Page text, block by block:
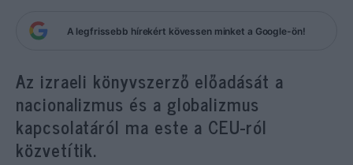
A legfrissebb hírekért kövessen minket a Google-ön!
Az izraeli könyvszerző előadását a
nacionalizmus és a globalizmus
kapcsolatáról ma este a CEU-ról
közvetítik.